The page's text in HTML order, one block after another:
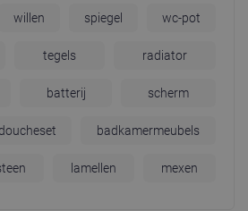
willen spiegel wc-pot
tegels radiator
batterij scherm
badkamermeubels
lamellen mexen